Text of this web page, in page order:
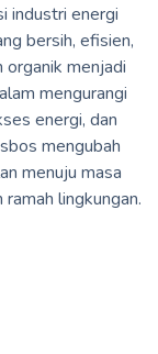
industri energi
bersih, efisien,
organik menjadi
mengurangi
energi, dan
mengubah
menuju masa
lingkungan.